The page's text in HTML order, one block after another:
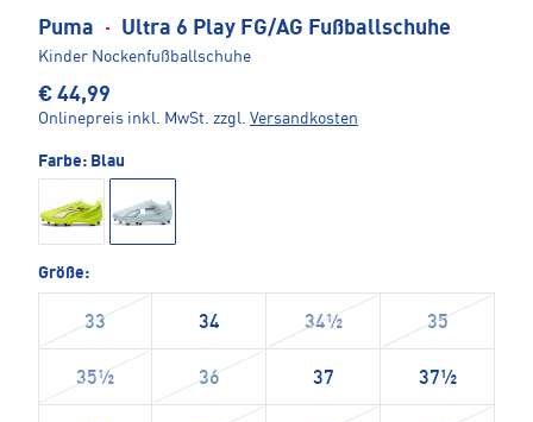
Puma · Ultra 6 Play FG/AG Fußballschuhe
Kinder Nockenfußballschuhe
€ 44,99
Onlinepreis inkl. MwSt. zzgl. Versandkosten
Farbe: Blau
Größe:
33 34 34½ 35
35½ 36 37 37½